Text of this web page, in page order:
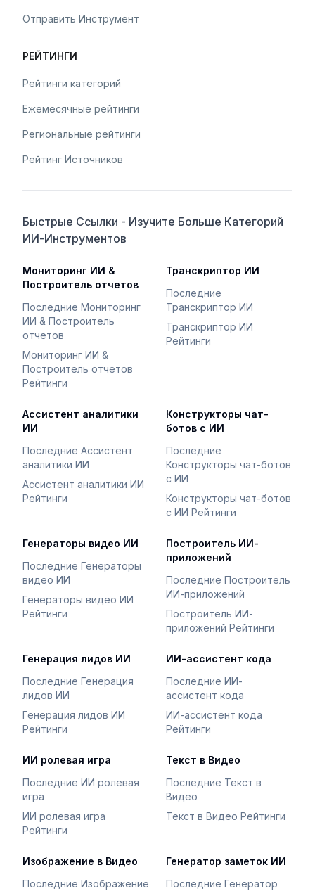
Отправить Инструмент
РЕЙТИНГИ
Рейтинги категорий
Ежемесячные рейтинги
Региональные рейтинги
Рейтинг Источников
Быстрые Ссылки - Изучите Больше Категорий
ИИ-Инструментов
Мониторинг ИИ &
Построитель отчетов
Последние Мониторинг
ИИ & Построитель
отчетов
Мониторинг ИИ &
Построитель отчетов
Рейтинги
Транскриптор ИИ
Последние
Транскриптор ИИ
Транскриптор ИИ
Рейтинги
Ассистент аналитики
ИИ
Последние Ассистент
аналитики ИИ
Ассистент аналитики ИИ
Рейтинги
Конструкторы чат-
ботов с ИИ
Последние
Конструкторы чат-ботов
с ИИ
Конструкторы чат-ботов
с ИИ Рейтинги
Генераторы видео ИИ
Последние Генераторы
видео ИИ
Генераторы видео ИИ
Рейтинги
Построитель ИИ-
приложений
Последние Построитель
ИИ-приложений
Построитель ИИ-
приложений Рейтинги
Генерация лидов ИИ
Последние Генерация
лидов ИИ
Генерация лидов ИИ
Рейтинги
ИИ-ассистент кода
Последние ИИ-
ассистент кода
ИИ-ассистент кода
Рейтинги
ИИ ролевая игра
Последние ИИ ролевая
игра
ИИ ролевая игра
Рейтинги
Текст в Видео
Последние Текст в
Видео
Текст в Видео Рейтинги
Изображение в Видео
Последние Изображение
Генератор заметок ИИ
Последние Генератор